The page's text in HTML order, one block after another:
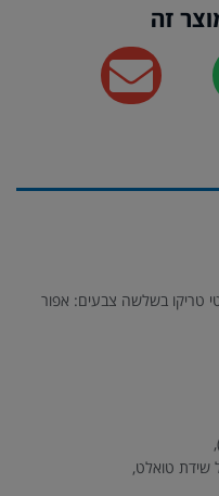
זה
טריקו בשלשה צבעים: אפור
שידת טואלט,